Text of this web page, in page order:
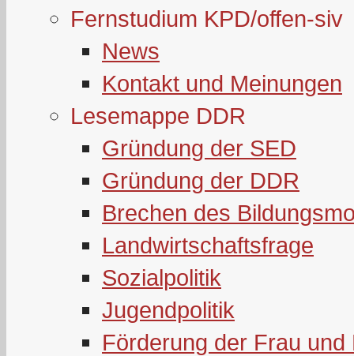
Fernstudium KPD/offen-siv
News
Kontakt und Meinungen
Lesemappe DDR
Gründung der SED
Gründung der DDR
Brechen des
Landwirtschaftsfrage
Sozialpolitik
Jugendpolitik
Förderung der Frau und